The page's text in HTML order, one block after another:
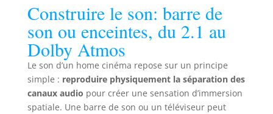
ÉCOLOGIQUE : +10 000 applications et jeux sont
disponibles avec Google TV, avec la recherche
vocale, Apple AirPlay 2 et Chromecast intégrés.
Economisez aussi sur vos factures d'énergie. POUR
LES GAMERS : Les fonctions de jeu HDMI 2.1 sont
incluses (4K/120fps, VRR, ALLM), ainsi que notre
Game Menu 2, avec des fonctions exclusives pour
les joueurs de PS5, et le PS Remote Play. FILMS
INCLUS : 10 films haute qualité inclus avec SONY
PICTURES CORE. Des titres IMAX Enhanced aux
titres Dolby Atmos, découvrez à quel point les
films sont incroyables sur le BRAVIA 7 !
Construire le son: barre de
son ou enceintes, du 2.1 au
Dolby Atmos
Le son d’un home cinéma repose sur un principe
simple : reproduire physiquement la séparation des
canaux audio pour créer une sensation d’immersion
spatiale. Une barre de son ou un téléviseur peut